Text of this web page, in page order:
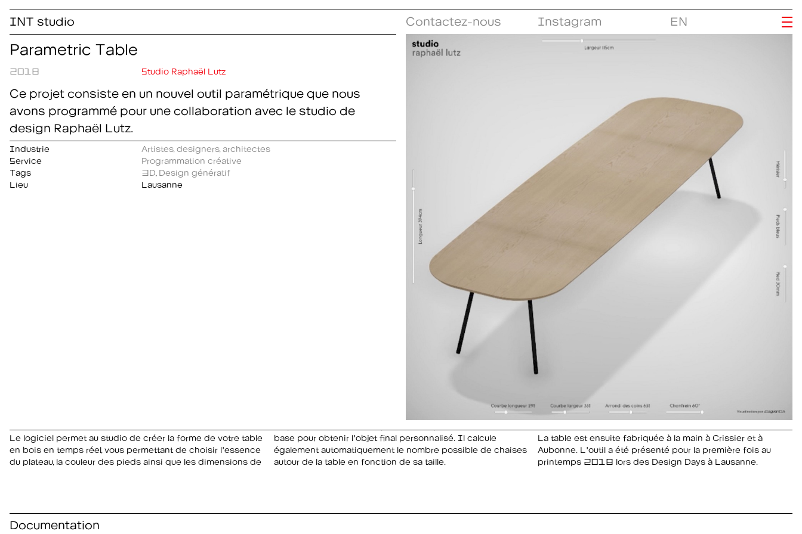
INT studio Contactez-nous Instagram EN
Parametric Table
2018 Studio Raphaël Lutz
Ce projet consiste en un nouvel outil paramétrique que nous
avons programmé pour une collaboration avec le studio de
design Raphaël Lutz.
Industrie
Artistes, designers, architectes
Service
Programmation créative
Tags
3D Design génératif
Lieu
Lausanne
Le logiciel permet au studio de créer la forme de votre table
en bois en temps réel, vous permettant de choisir l'essence
du plateau, la couleur des pieds ainsi que les dimensions de
base pour obtenir l'objet final personnalisé. Il calcule
également automatiquement le nombre possible de chaises
autour de la table en fonction de sa taille.
La table est ensuite fabriquée à la main à Crissier et à
Aubonne. L'outil a été présenté pour la première fois au
printemps 2018 lors des Design Days à Lausanne.
Documentation